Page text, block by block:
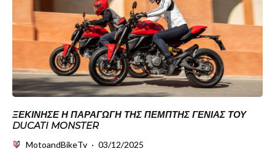
ΞΕΚΊΝΗΣΕ Η ΠΑΡΑΓΩΓΉ ΤΗΣ ΠΈΜΠΤΗΣ ΓΕΝΙΆΣ ΤΟΥ
DUCATI MONSTER
MotoandBikeTv · 03/12/2025